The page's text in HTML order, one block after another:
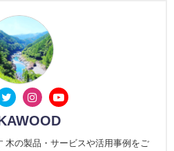
木の製品・サービスや活用事例をご